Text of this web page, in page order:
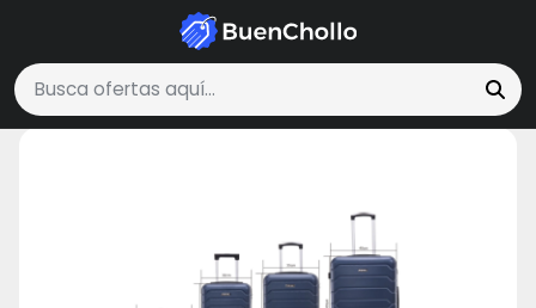
Buscar ofertas
Viajes y ExperienciasConjunto de Maletas de Viaje: ABS Ligero,